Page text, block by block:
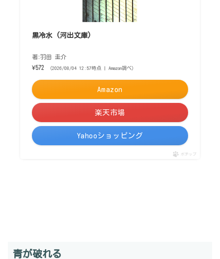
黒冷水 (河出文庫)
著:羽田 圭介
¥572
（2026/08/04 12:57時点 | Amazon調べ）
Amazon
楽天市場
Yahooショッピング
ポチップ
青が破れる